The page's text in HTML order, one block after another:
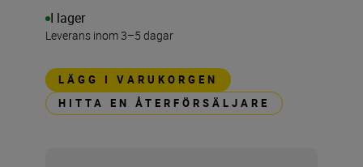
I lager
Leverans inom 3–5 dagar
LÄGG I VARUKORGEN
HITTA EN ÅTERFÖRSÄLJARE